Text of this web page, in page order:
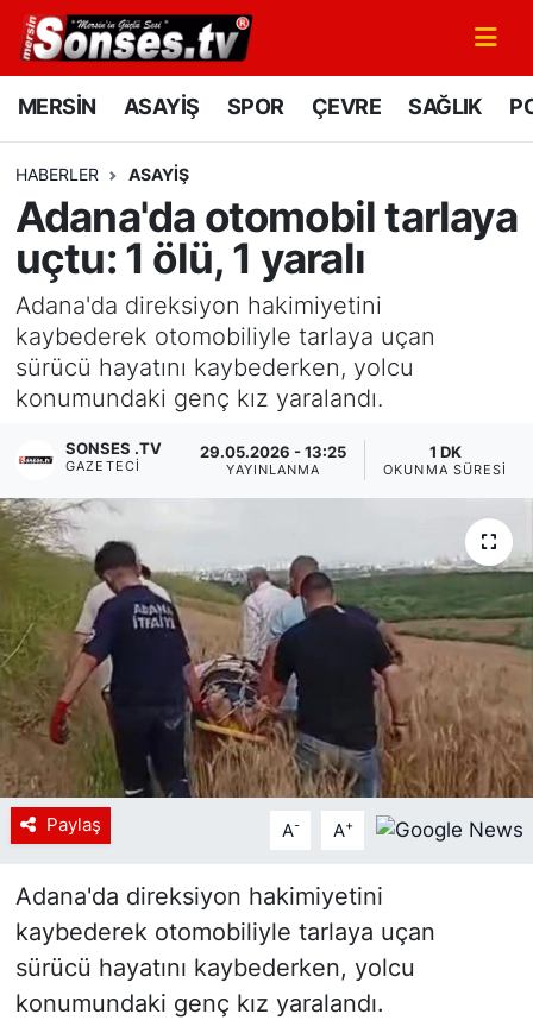
MERSİN ASAYİŞ SPOR ÇEVRE SAĞLIK
HABERLER ASAYİŞ
Adana'da otomobil tarlaya
uçtu: 1 ölü, 1 yaralı
Adana'da direksiyon hakimiyetini
kaybederek otomobiliyle tarlaya uçan
sürücü hayatını kaybederken, yolcu
konumundaki genç kız yaralandı.
SONSES .TV
GAZETECI
29.05.2026 - 13:25
YAYINLANMA
1 DK
OKUNMA SÜRESI
Paylaş A- A+
Adana'da direksiyon hakimiyetini
kaybederek otomobiliyle tarlaya uçan
sürücü hayatını kaybederken, yolcu
konumundaki genç kız yaralandı.
MERSİN
SPOR
GÜNÜN MANŞETİ
DÜNYA
KÜLTÜR - SANAT
MAGAZİN
SAĞLIK
Siyaset
YEREL HABER
Haberde insan
Tanıtım
Mersin Nöbetçi Eczaneler
Mersin Namaz Vakitleri
Mersin Trafik Yoğunluk Haritası
Süper Lig Puan Durumu ve Fikstür
Tüm Manşetler
Son Dakika Haberleri
Haber Arşivi